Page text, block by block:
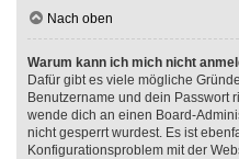
Nach oben
Warum kann ich mich nicht
Dafür gibt es viele mögliche
Benutzername und dein Passwort
wende dich an einen Board-
nicht gesperrt wurdest. Es ist
Konfigurationsproblem mit der